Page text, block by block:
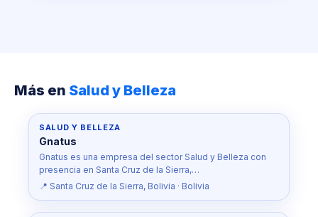
Más en Salud y Belleza
SALUD Y BELLEZA
Gnatus
Gnatus es una empresa del sector Salud y Belleza con
presencia en Santa Cruz de la Sierra,…
📍 Santa Cruz de la Sierra, Bolivia · Bolivia